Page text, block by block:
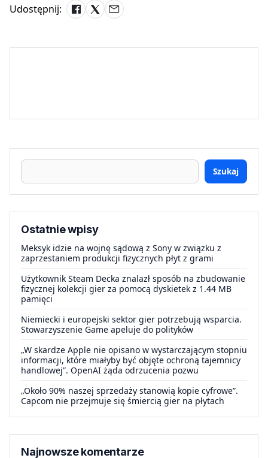
Udostępnij:
Szukaj
Ostatnie wpisy
Meksyk idzie na wojnę sądową z Sony w związku z
zaprzestaniem produkcji fizycznych płyt z grami
Użytkownik Steam Decka znalazł sposób na zbudowanie
fizycznej kolekcji gier za pomocą dyskietek z 1.44 MB
pamięci
Niemiecki i europejski sektor gier potrzebują wsparcia.
Stowarzyszenie Game apeluje do polityków
„W skardze Apple nie opisano w wystarczającym stopniu
informacji, które miałyby być objęte ochroną tajemnicy
handlowej”. OpenAI żąda odrzucenia pozwu
„Około 90% naszej sprzedaży stanowią kopie cyfrowe”.
Capcom nie przejmuje się śmiercią gier na płytach
Najnowsze komentarze